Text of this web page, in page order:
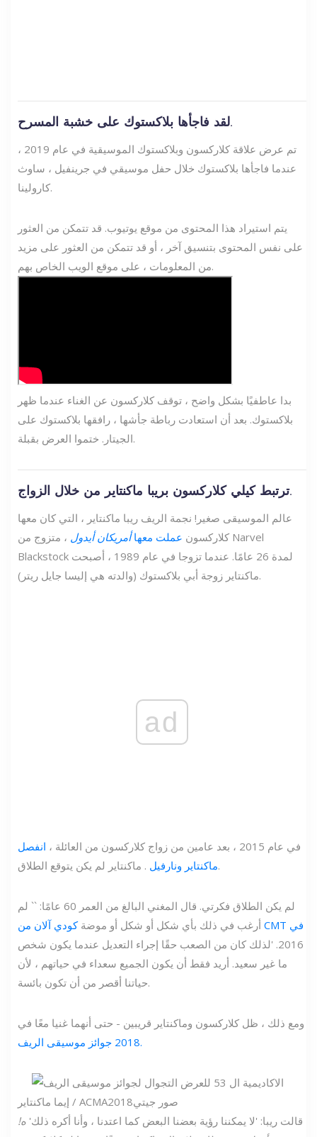
لقد فاجأها بلاكستوك على خشبة المسرح.
تم عرض علاقة كلاركسون وبلاكستوك الموسيقية في عام 2019 ،
عندما فاجأها بلاكستوك خلال حفل موسيقي في جرينفيل ، ساوث
كارولينا.
يتم استيراد هذا المحتوى من موقع يوتيوب. قد تتمكن من العثور
على نفس المحتوى بتنسيق آخر ، أو قد تتمكن من العثور على مزيد
من المعلومات ، على موقع الويب الخاص بهم.
بدا عاطفيًا بشكل واضح ، توقف كلاركسون عن الغناء عندما ظهر
بلاكستوك. بعد أن استعادت رباطة جأشها ، رافقها بلاكستوك على
الجيتار. ختموا العرض بقبلة.
ترتبط كيلي كلاركسون بريبا ماكنتاير من خلال الزواج.
عالم الموسيقى صغير! نجمة الريف ريبا ماكنتاير ، التي كان معها
كلاركسون عملت معهاأمريكان أيدول ، متزوج من Narvel
Blackstock لمدة 26 عامًا. عندما تزوجا في عام 1989 ، أصبحت
ماكنتاير زوجة أبي بلاكستوك (والدته هي إليسا جايل ريتر).
ad
في عام 2015 ، بعد عامين من زواج كلاركسون من العائلة ،
انفصل
ماكنتاير ونارفيل. ماكنتاير لم يكن يتوقع الطلاق.
لم يكن الطلاق فكرتي. قال المغني البالغ من العمر 60 عامًا: `` لم
أرغب في ذلك بأي شكل أو شكل أو موضة
كودي آلان من CMT في
2016. 'لذلك كان من الصعب حقًا إجراء التعديل عندما يكون شخص
ما غير سعيد. أريد فقط أن يكون الجميع سعداء في حياتهم ، لأن
حياتنا أقصر من أن تكون بائسة.
ومع ذلك ، ظل كلاركسون وماكنتاير قريبين - حتى أنهما غنيا معًا في
2018 جوائز موسيقى الريف.
إيما ماكنتاير / ACMA2018صور جيتي
قالت ريبا: 'لا يمكننا رؤية بعضنا البعض كما اعتدنا ، وأنا أكره ذلك' ه!